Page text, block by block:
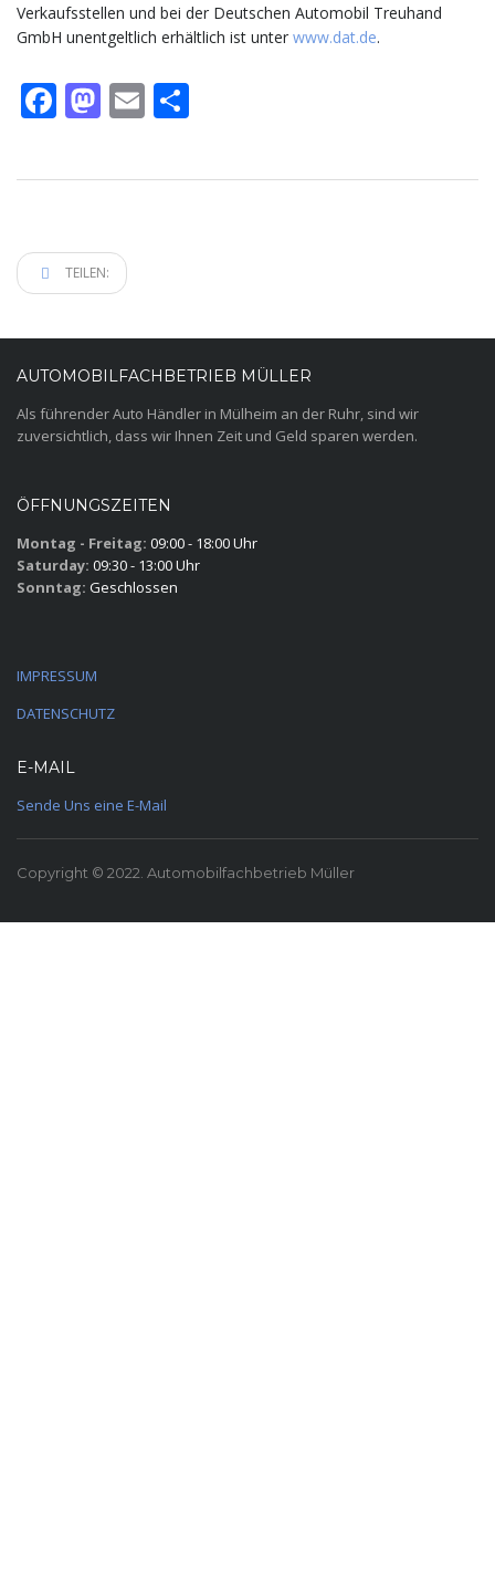
Verkaufsstellen und bei der Deutschen Automobil Treuhand
GmbH unentgeltlich erhältlich ist unter www.dat.de.
Facebook
Mastodon
Email
TEILEN:
AUTOMOBILFACHBETRIEB MÜLLER
Als führender Auto Händler in Mülheim an der Ruhr, sind wir
zuversichtlich, dass wir Ihnen Zeit und Geld sparen werden.
ÖFFNUNGSZEITEN
Montag - Freitag: 09:00 - 18:00 Uhr
Saturday: 09:30 - 13:00 Uhr
Sonntag: Geschlossen
IMPRESSUM
DATENSCHUTZ
E-MAIL
Sende Uns eine E-Mail
Copyright © 2022. Automobilfachbetrieb Müller